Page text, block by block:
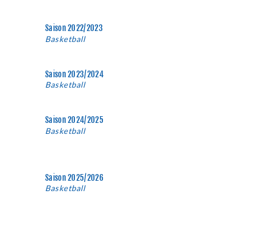
Saison 2022/2023
Basketball, 1. July 2022 - 30. June 2023
Saison 2023/2024
Basketball, 1. July 2023 - 30. June 2024
Saison 2024/2025
Basketball, 29. September 2024 - 21.
Saison 2025/2026
Basketball, 28. September 2025 - 28. March